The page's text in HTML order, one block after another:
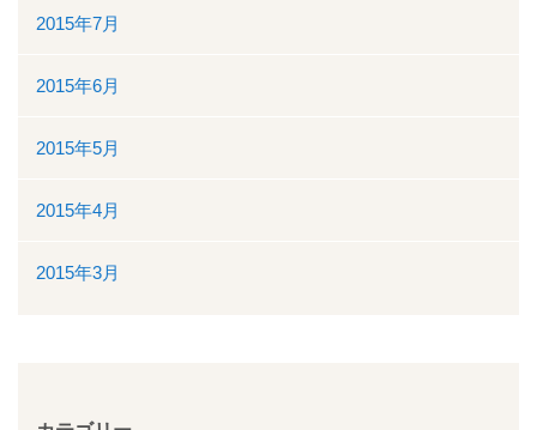
2015年7月
2015年6月
2015年5月
2015年4月
2015年3月